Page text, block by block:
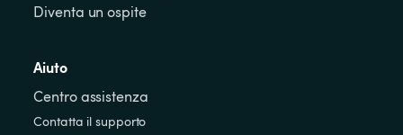
Diventa un ospite
Aiuto
Centro assistenza
Contatta il supporto